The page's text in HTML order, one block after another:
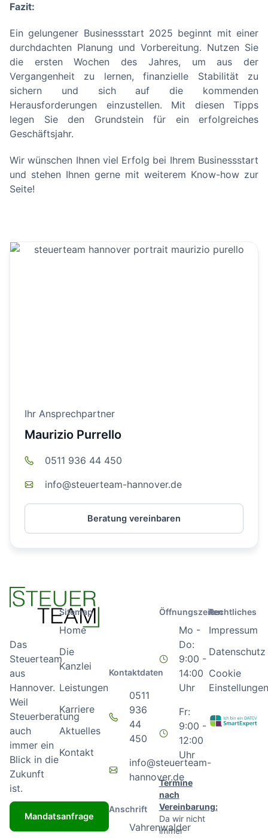
Fazit:
Ein gelungener Businessstart 2025 beginnt mit einer
durchdachten Planung und Vorbereitung. Nutzen Sie
die ersten Wochen des Jahres, um aus der
Vergangenheit zu lernen, finanzielle Stabilität zu
sichern und sich auf die kommenden
Herausforderungen einzustellen. Mit diesen Tipps
legen Sie den Grundstein für ein erfolgreiches
Geschäftsjahr.
Wir wünschen Ihnen viel Erfolg bei Ihrem Businessstart
und stehen Ihnen gerne mit weiterem Know-how zur
Seite!
Ihr Ansprechpartner
Maurizio Purrello
0511 936 44 450
info@steuerteam-hannover.de
Beratung vereinbaren
Das
Steuerteam
aus
Hannover.
Weil
Steuerberatung
auch
immer ein
Blick in die
Zukunft
ist.
Mandatsanfrage
Sitemap
Home
Die
Kanzlei
Leistungen
Karriere
Aktuelles
Kontakt
Kontaktdaten
0511
936
44
450
info@steuerteam-
hannover.de
Anschrift
Vahrenwalder
Öffnungszeiten
Mo -
Do:
9:00 -
14:00
Uhr
Fr:
9:00 -
12:00
Uhr
Termine
nach
Vereinbarung:
Da wir nicht
immer
Rechtliches
Impressum
Datenschutz
Cookie
Einstellungen